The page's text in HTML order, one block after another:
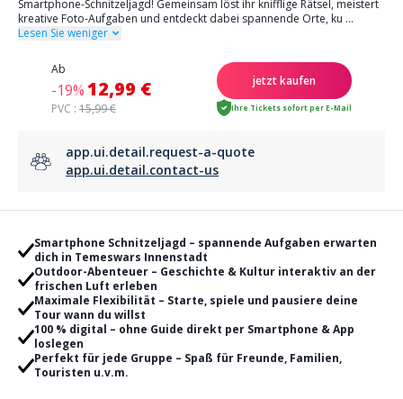
Smartphone-Schnitzeljagd! Gemeinsam löst ihr knifflige Rätsel, meistert
kreative Foto-Aufgaben und entdeckt dabei spannende Orte, ku ...
Lesen Sie weniger
Ab
-19%12,99 €
PVC : 15,99 €
jetzt kaufen
Ihre Tickets sofort per E-Mail
app.ui.detail.request-a-quote
app.ui.detail.contact-us
Smartphone Schnitzeljagd – spannende Aufgaben erwarten
dich in Temeswars Innenstadt
Outdoor-Abenteuer – Geschichte & Kultur interaktiv an der
frischen Luft erleben
Maximale Flexibilität – Starte, spiele und pausiere deine
Tour wann du willst
100 % digital – ohne Guide direkt per Smartphone & App
loslegen
Perfekt für jede Gruppe – Spaß für Freunde, Familien,
Touristen u.v.m.